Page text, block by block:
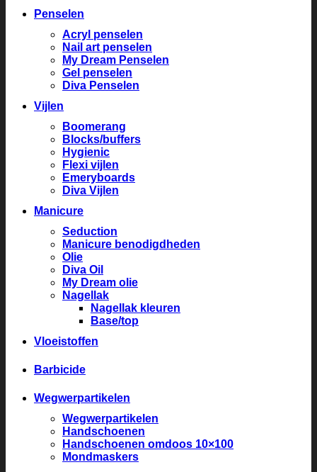
Penselen
Acryl penselen
Nail art penselen
My Dream Penselen
Gel penselen
Diva Penselen
Vijlen
Boomerang
Blocks/buffers
Hygienic
Flexi vijlen
Emeryboards
Diva Vijlen
Manicure
Seduction
Manicure benodigdheden
Olie
Diva Oil
My Dream olie
Nagellak
Nagellak kleuren
Base/top
Vloeistoffen
Barbicide
Wegwerpartikelen
Wegwerpartikelen
Handschoenen
Handschoenen omdoos 10×100
Mondmaskers